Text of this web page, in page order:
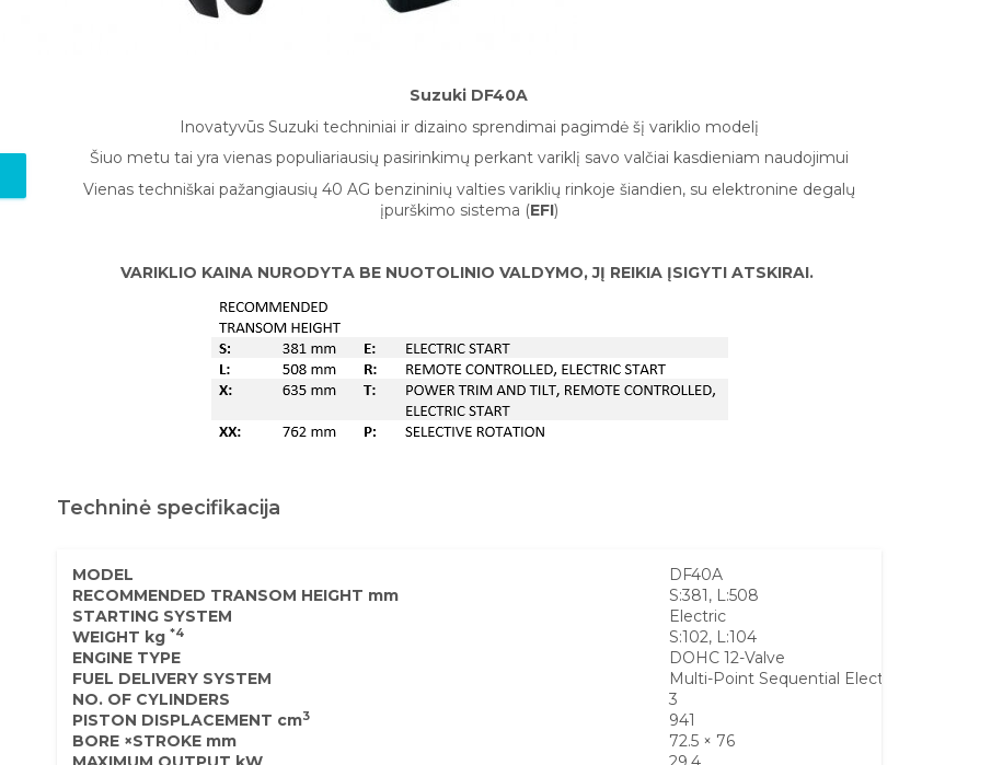
Suzuki DF40A
Inovatyvūs Suzuki techniniai ir dizaino sprendimai pagimdė šį variklio modelį
Šiuo metu tai yra vienas populiariausių pasirinkimų perkant variklį savo valčiai kasdieniam naudojimui
Vienas techniškai pažangiausių 40 AG benzininių valties variklių rinkoje šiandien, su elektronine degalų
įpurškimo sistema (EFI)
VARIKLIO KAINA NURODYTA BE NUOTOLINIO VALDYMO, JĮ REIKIA ĮSIGYTI ATSKIRAI.
Techninė specifikacija
MODEL
DF40A
RECOMMENDED TRANSOM HEIGHT mm
S:381, L:508
STARTING SYSTEM
Electric
WEIGHT kg *4
S:102, L:104
ENGINE TYPE
DOHC 12-Valve
FUEL DELIVERY SYSTEM
Multi-Point Sequential Electronic Fuel
NO. OF CYLINDERS
3
PISTON DISPLACEMENT cm3
941
BORE ×STROKE mm
72.5 × 76